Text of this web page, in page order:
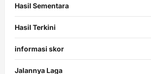
Hasil Sementara
Hasil Terkini
informasi skor
Jalannya Laga